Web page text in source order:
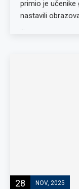
primio je učenike
nastavili
…
28 NOV, 2025